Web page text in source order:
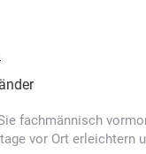
fachmännisch
vor Ort erleichtern